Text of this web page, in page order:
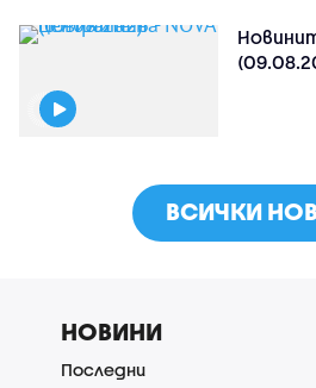
ВСИЧКИ
НОВИНИ
Последни